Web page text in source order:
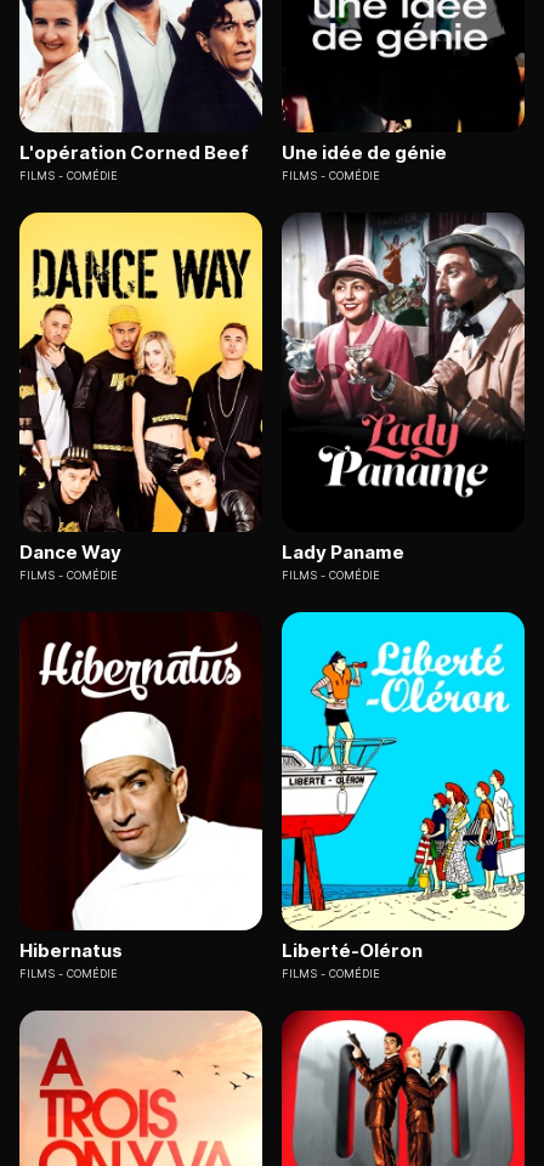
L'opération Corned Beef
FILMS COMÉDIE
Une idée de génie
FILMS COMÉDIE
Dance Way
FILMS COMÉDIE
Lady Paname
FILMS COMÉDIE
Hibernatus
FILMS COMÉDIE
Liberté-Oléron
FILMS COMÉDIE